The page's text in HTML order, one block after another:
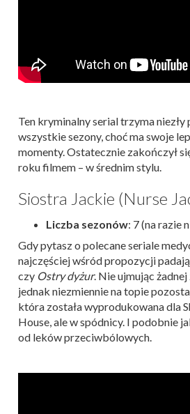
Ten kryminalny serial trzyma
wszystkie sezony, choć ma swoje
momenty. Ostatecznie zakończył
roku filmem – w średnim stylu.
Siostra Jackie (Nurse
Liczba sezonów: 7 (na razie
Gdy pytasz o polecane seriale
najczęściej wśród propozycji padają
czy Ostry dyżur. Nie ujmując
jednak niezmiennie na topie
która została wyprodukowana dla
House, ale w spódnicy. I podobnie
od leków przeciwbólowych.